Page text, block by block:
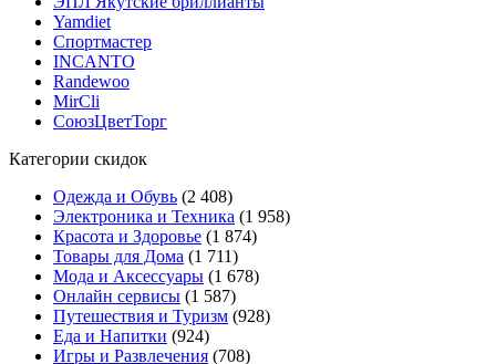
Yamdiet
Спортмастер
INCANTO
Randewoo
MirCli
СоюзЦветТорг
Категории скидок
Одежда и Обувь (2 408)
Электроника и Техника (1 958)
Красота и Здоровье (1 874)
Товары для Дома (1 711)
Мода и Аксессуары (1 678)
Онлайн сервисы (1 587)
Путешествия и Туризм (928)
Еда и Напитки (924)
Игры и Развлечения (708)